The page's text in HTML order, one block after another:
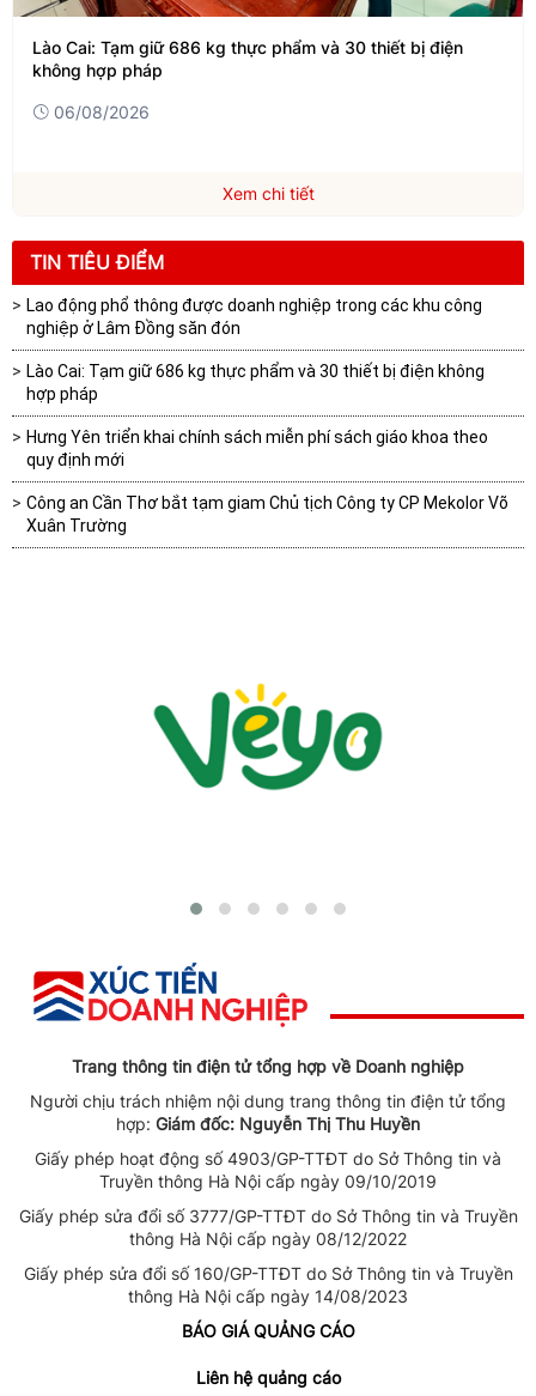
Lào Cai: Tạm giữ 686 kg thực phẩm và 30 thiết bị điện
không hợp pháp
06/08/2026
Xem chi tiết
TIN TIÊU ĐIỂM
Lao động phổ thông được doanh nghiệp trong các khu công
nghiệp ở Lâm Đồng săn đón
Lào Cai: Tạm giữ 686 kg thực phẩm và 30 thiết bị điện không
hợp pháp
Hưng Yên triển khai chính sách miễn phí sách giáo khoa theo
quy định mới
Công an Cần Thơ bắt tạm giam Chủ tịch Công ty CP Mekolor Võ
Xuân Trường
Trang thông tin điện tử tổng hợp về Doanh nghiệp
Người chịu trách nhiệm nội dung trang thông tin điện tử tổng
hợp: Giám đốc: Nguyễn Thị Thu Huyền
Giấy phép hoạt động số 4903/GP-TTĐT do Sở Thông tin và
Truyền thông Hà Nội cấp ngày 09/10/2019
Giấy phép sửa đổi số 3777/GP-TTĐT do Sở Thông tin và Truyền
thông Hà Nội cấp ngày 08/12/2022
Giấy phép sửa đổi số 160/GP-TTĐT do Sở Thông tin và Truyền
thông Hà Nội cấp ngày 14/08/2023
BÁO GIÁ QUẢNG CÁO
Liên hệ quảng cáo